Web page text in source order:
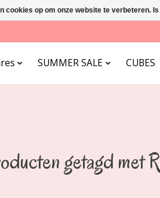
SUMMER SALE CUBES
getagd met
cookies op om onze website te verbeteren.